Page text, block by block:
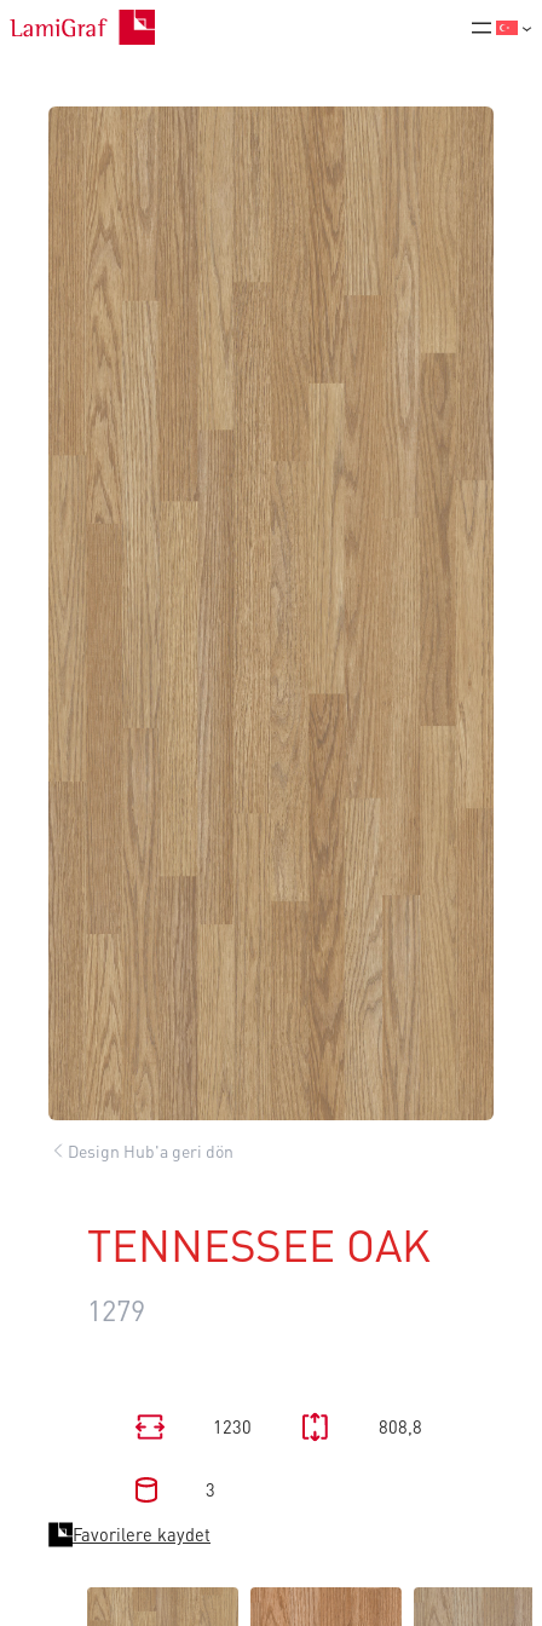
İçeriğe
Design Hub'a geri dön
TENNESSEE OAK
1279
1230 808,8
3
Favorilere kaydet